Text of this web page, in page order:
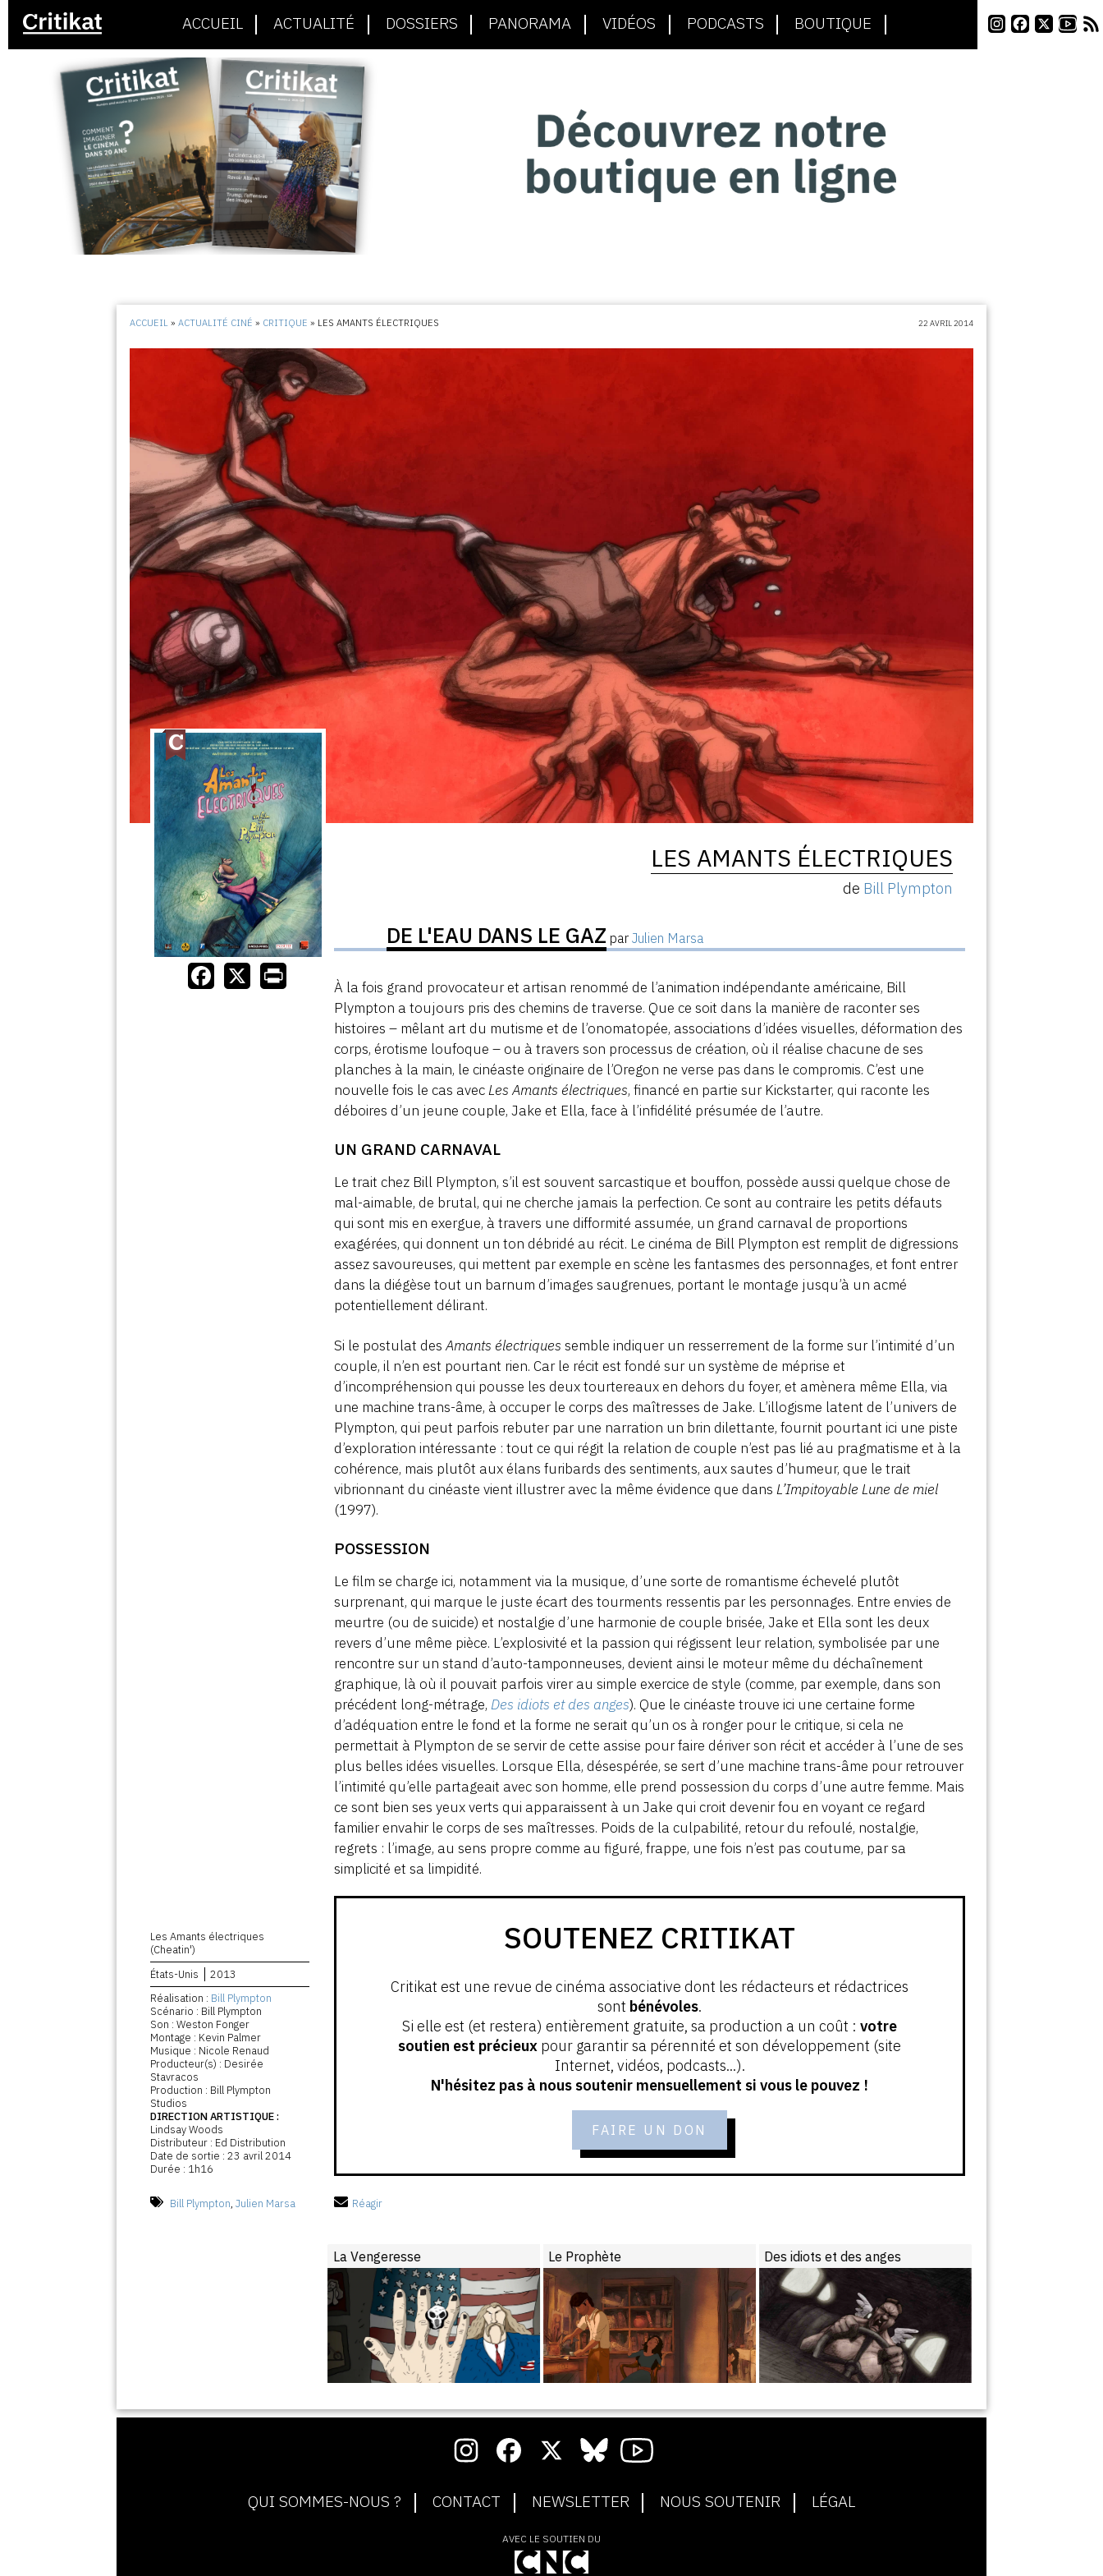
ACCUEIL ACTUALITÉ DOSSIERS PANORAMA VIDÉOS PODCASTS BOUTIQUE
ACCUEIL »ACTUALITÉ CINÉ » CRITIQUE » LES AMANTS ÉLECTRIQUES 22 AVRIL 2014
Les Amants électriques
(Cheatin')
États-Unis
2013
Réalisation : Bill Plympton
Scénario : Bill Plympton
Son : Weston Fonger
Montage : Kevin Palmer
Musique : Nicole Renaud
Producteur(s) : Desirée
Stavracos
Production : Bill Plympton
Studios
DIRECTION ARTISTIQUE :
Lindsay Woods
Distributeur : Ed Distribution
Date de sortie : 23 avril 2014
Durée : 1h16
Bill Plympton,Julien Marsa
LES AMANTS ÉLECTRIQUES
de Bill Plympton
DE L'EAU DANS LE GAZ parJulien Marsa
À la fois grand provocateur et artisan renommé de l’animation indépendante américaine, Bill
Plympton a toujours pris des chemins de traverse. Que ce soit dans la manière de raconter ses
histoires – mêlant art du mutisme et de l’onomatopée, associations d’idées visuelles, déformation des
corps, érotisme loufoque – ou à travers son processus de création, où il réalise chacune de ses
planches à la main, le cinéaste originaire de l’Oregon ne verse pas dans le compromis. C’est une
nouvelle fois le cas avecLes Amants électriques, financé en partie sur Kickstarter, qui raconte les
déboires d’un jeune couple, Jake et Ella, face à l’infidélité présumée de l’autre.
UN GRAND CARNAVAL
Le trait chez Bill Plympton, s’il est souvent sarcastique et bouffon, possède aussi quelque chose de
mal-aimable, de brutal, qui ne cherche jamais la perfection. Ce sont au contraire les petits défauts
qui sont mis en exergue, à travers une difformité assumée, un grand carnaval de proportions
exagérées, qui donnent un ton débridé au récit. Le cinéma de Bill Plympton est remplit de digressions
assez savoureuses, qui mettent par exemple en scène les fantasmes des personnages, et font entrer
dans la diégèse tout un barnum d’images saugrenues, portant le montage jusqu’à un acmé
potentiellement délirant.
Si le postulat desAmants électriques semble indiquer un resserrement de la forme sur l’intimité d’un
couple, il n’en est pourtant rien. Car le récit est fondé sur un système de méprise et
d’incompréhension qui pousse les deux tourtereaux en dehors du foyer, et amènera même Ella, via
une machine trans-âme, à occuper le corps des maîtresses de Jake. L’illogisme latent de l’univers de
Plympton, qui peut parfois rebuter par une narration un brin dilettante, fournit pourtant ici une piste
d’exploration intéressante : tout ce qui régit la relation de couple n’est pas lié au pragmatisme et à la
cohérence, mais plutôt aux élans furibards des sentiments, aux sautes d’humeur, que le trait
vibrionnant du cinéaste vient illustrer avec la même évidence que dansL’Impitoyable Lune de miel
(1997).
POSSESSION
Le film se charge ici, notamment via la musique, d’une sorte de romantisme échevelé plutôt
surprenant, qui marque le juste écart des tourments ressentis par les personnages. Entre envies de
meurtre (ou de suicide) et nostalgie d’une harmonie de couple brisée, Jake et Ella sont les deux
revers d’une même pièce. L’explosivité et la passion qui régissent leur relation, symbolisée par une
rencontre sur un stand d’auto-tamponneuses, devient ainsi le moteur même du déchaînement
graphique, là où il pouvait parfois virer au simple exercice de style (comme, par exemple, dans son
précédent long-métrage,Des idiots et des anges). Que le cinéaste trouve ici une certaine forme
d’adéquation entre le fond et la forme ne serait qu’un os à ronger pour le critique, si cela ne
permettait à Plympton de se servir de cette assise pour faire dériver son récit et accéder à l’une de ses
plus belles idées visuelles. Lorsque Ella, désespérée, se sert d’une machine trans-âme pour retrouver
l’intimité qu’elle partageait avec son homme, elle prend possession du corps d’une autre femme. Mais
ce sont bien ses yeux verts qui apparaissent à un Jake qui croit devenir fou en voyant ce regard
familier envahir le corps de ses maîtresses. Poids de la culpabilité, retour du refoulé, nostalgie,
regrets : l’image, au sens propre comme au figuré, frappe, une fois n’est pas coutume, par sa
simplicité et sa limpidité.
SOUTENEZ CRITIKAT
Critikat est une revue de cinéma associative dont les rédacteurs et rédactrices
sont bénévoles.
Si elle est (et restera) entièrement gratuite, sa production a un coût : votre
soutien est précieux pour garantir sa pérennité et son développement (site
Internet, vidéos, podcasts...).
N'hésitez pas à nous soutenir mensuellement si vous le pouvez !
FAIRE UN DON
Réagir
La Vengeresse Le Prophète Des idiots et des anges
QUI SOMMES-NOUS ? CONTACT NEWSLETTER NOUS SOUTENIR LÉGAL
AVEC LE SOUTIEN DU